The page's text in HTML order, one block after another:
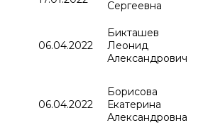
Сергеевна
06.04.2022
Бикташев
Леонид
Александрович
06.04.2022
Борисова
Екатерина
Александровна